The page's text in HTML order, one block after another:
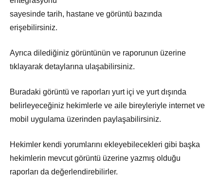
sayesinde tarih, hastane ve görüntü bazında
erişebilirsiniz.
Ayrıca dilediğiniz görüntünün ve raporunun üzerine
tıklayarak detaylarına ulaşabilirsiniz.
Buradaki görüntü ve raporları yurt içi ve yurt dışında
belirleyeceğiniz hekimlerle ve aile bireyleriyle internet ve
mobil uygulama üzerinden paylaşabilirsiniz.
Hekimler kendi yorumlarını ekleyebilecekleri gibi başka
hekimlerin mevcut görüntü üzerine yazmış olduğu
raporları da değerlendirebilirler.